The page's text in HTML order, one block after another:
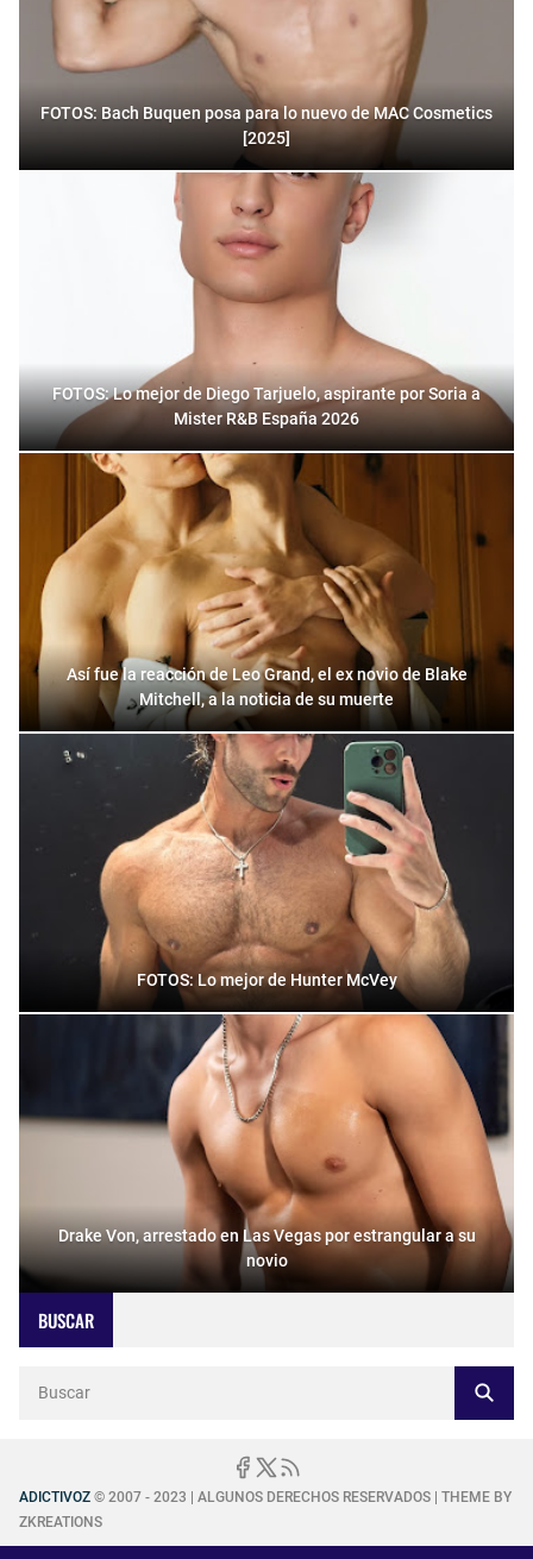
FOTOS: Bach Buquen posa para lo nuevo de MAC Cosmetics
[2025]
FOTOS: Lo mejor de Diego Tarjuelo, aspirante por Soria a
Mister R&B España 2026
Así fue la reacción de Leo Grand, el ex novio de Blake
Mitchell, a la noticia de su muerte
FOTOS: Lo mejor de Hunter McVey
Drake Von, arrestado en Las Vegas por estrangular a su
novio
BUSCAR
ADICTIVOZ © 2007 - 2023 | ALGUNOS DERECHOS RESERVADOS | THEME BY
ZKREATIONS